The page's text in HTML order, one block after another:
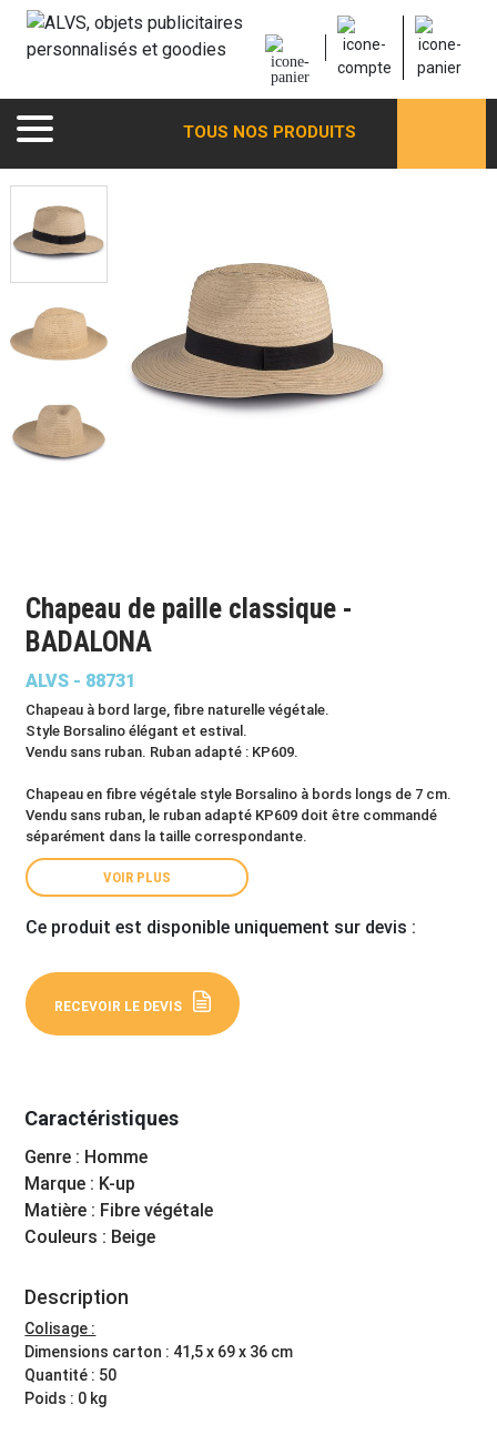
TOUS NOS PRODUITS
Chapeau de paille classique -
BADALONA
ALVS - 88731
Chapeau à bord large, fibre naturelle végétale.
Style Borsalino élégant et estival.
Vendu sans ruban. Ruban adapté : KP609.
Chapeau en fibre végétale style Borsalino à bords longs de 7 cm.
Vendu sans ruban, le ruban adapté KP609 doit être commandé
séparément dans la taille correspondante.
VOIR PLUS
Ce produit est disponible uniquement sur devis :
RECEVOIR LE DEVIS
Caractéristiques
Genre : Homme
Marque : K-up
Matière : Fibre végétale
Couleurs : Beige
Description
Colisage :
Dimensions carton : 41,5 x 69 x 36 cm
Quantité : 50
Poids : 0 kg